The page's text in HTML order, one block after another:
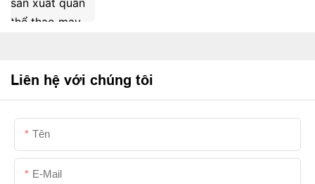
Liên hệ với chúng tôi
Tên
E-Mail